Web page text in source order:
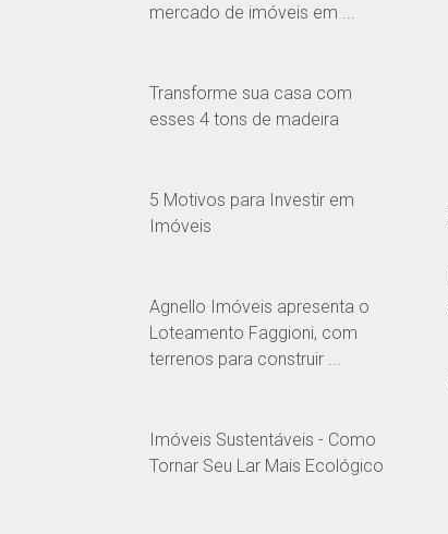
mercado de imóveis em ...
Transforme sua casa com
esses 4 tons de madeira
5 Motivos para Investir em
Imóveis
Agnello Imóveis apresenta o
Loteamento Faggioni, com
terrenos para construir ...
Imóveis Sustentáveis - Como
Tornar Seu Lar Mais Ecológico